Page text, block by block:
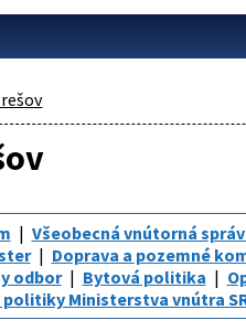
Všeobecná vnútorná
Doprava a pozemné
odbor Bytová politika
Ministerstva vnútra